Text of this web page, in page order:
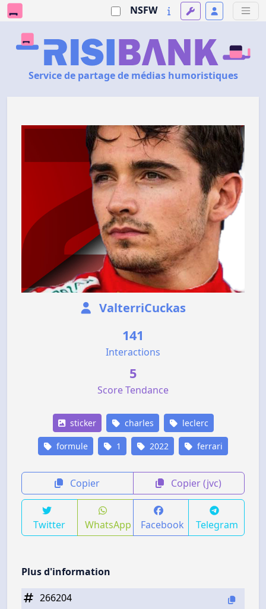
NSFW
Service de partage de médias humoristiques
ValterriCuckas
141
Interactions
5
Score Tendance
sticker charles leclerc
formule 1 2022 ferrari
Copier Copier (jvc)
Twitter WhatsApp Facebook Telegram
Plus d'information
266204